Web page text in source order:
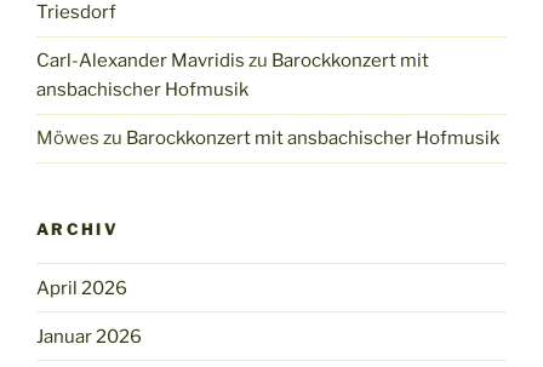
Triesdorf
Carl-Alexander Mavridis zu Barockkonzert mit
ansbachischer Hofmusik
Möwes zu Barockkonzert mit ansbachischer Hofmusik
ARCHIV
April 2026
Januar 2026